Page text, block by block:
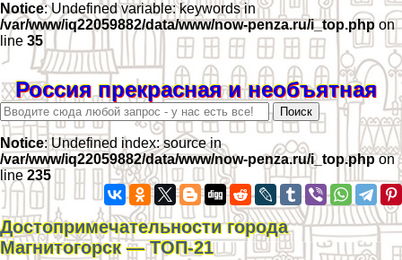
Notice: Undefined variable: keywords in
/var/www/iq22059882/data/www/now-penza.ru/i_top.php on
line 35
Россия прекрасная и необъятная
Notice: Undefined index: source in
/var/www/iq22059882/data/www/now-penza.ru/i_top.phpon
line 235
Достопримечательности города
Магнитогорск — ТОП-21